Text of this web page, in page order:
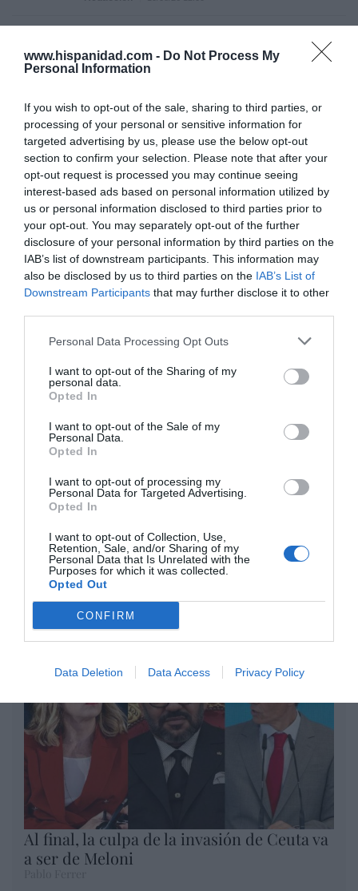
www.hispanidad.com - Do Not Process My
Personal Information
If you wish to opt-out of the sale, sharing to third parties, or
processing of your personal or sensitive information for
targeted advertising by us, please use the below opt-out
section to confirm your selection. Please note that after your
opt-out request is processed you may continue seeing
interest-based ads based on personal information utilized by
us or personal information disclosed to third parties prior to
your opt-out. You may separately opt-out of the further
disclosure of your personal information by third parties on the
IAB’s list of downstream participants. This information may
also be disclosed by us to third parties on the IAB’s List of
Downstream Participants that may further disclose it to other
Personal Data Processing Opt Outs
I want to opt-out of the Sharing of my
personal data.
Opted In
I want to opt-out of the Sale of my
Personal Data.
Opted In
I want to opt-out of processing my
Personal Data for Targeted Advertising.
Opted In
I want to opt-out of Collection, Use,
Retention, Sale, and/or Sharing of my
Personal Data that Is Unrelated with the
Purposes for which it was collected.
Opted Out
CONFIRM
Data Deletion Data Access Privacy Policy
Encuestas. El PSOE aguanta por encima de
los 100 escaños a pesar de la invasión de
ESPAÑA
Los ceutíes piden a los españoles que les
ayudemos, mientras el presidente del
Gobierno tuitea desde La Mareta
Eulogio López 10/08/26 08:35
Marcelo Gullo: “El trabajo de desmitificar la
historia, de poner la verdadera, de
desmontar la falsificación, es un trabajo
cristiano"
por Hispanidad
DIARIO DE LA CORRUPCIÓN SANCHISTA
Diario de la corrupción sanchista. Hazte
Oír se manifiesta delante de La Mareta:
“Pedro Sánchez es un criminal”
por Redacción
Opinión
Enormes minucias
por Pablo Ferrer
Al final, la culpa de la invasión de Ceuta va
a ser de Meloni